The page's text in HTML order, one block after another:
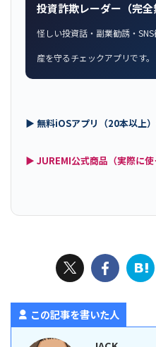
投資詐欺レーダー（完全
怪しい投資話・副業勧誘・
産を守るチェックアプリです。
▶ 無料iOSアプリ（20本以上
▶ JUREMI公式商品（実際に使
この記事を書いた人